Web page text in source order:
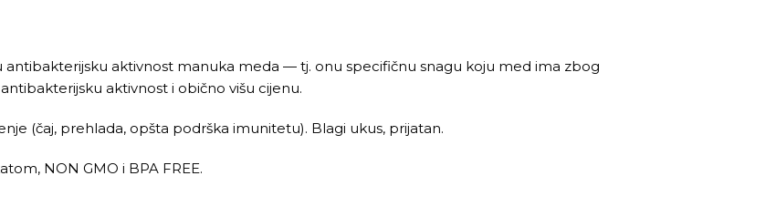
aktivnost manuka meda — tj. onu specifičnu snagu koju med ima zbog
aktivnost i obično višu cijenu.
(čaj, prehlada, opšta podrška imunitetu). Blagi ukus, prijatan.
NON GMO i BPA FREE.